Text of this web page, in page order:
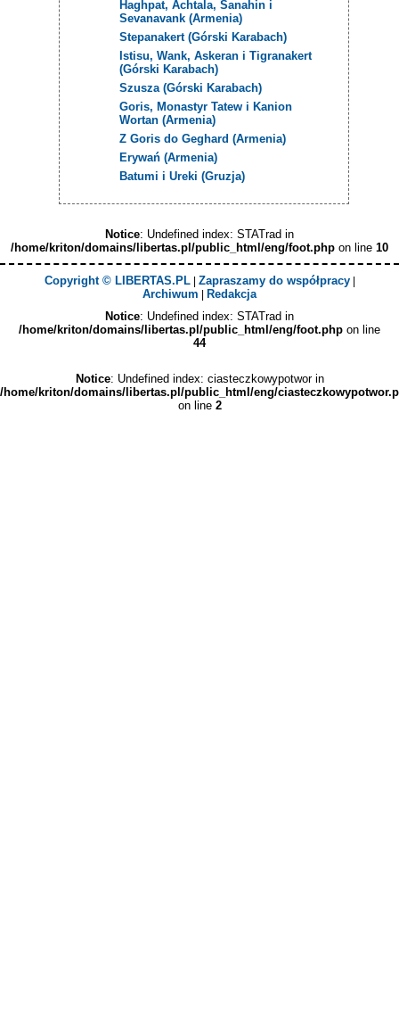
Haghpat, Achtala, Sanahin i
Sevanavank (Armenia)
Stepanakert (Górski Karabach)
Istisu, Wank, Askeran i Tigranakert
(Górski Karabach)
Szusza (Górski Karabach)
Goris, Monastyr Tatew i Kanion
Wortan (Armenia)
Z Goris do Geghard (Armenia)
Erywań (Armenia)
Batumi i Ureki (Gruzja)
Notice: Undefined index: STATrad in
/home/kriton/domains/libertas.pl/public_html/eng/foot.php on line 10
Copyright © LIBERTAS.PL| Zapraszamy do współpracy|
Archiwum
Redakcja
Notice: Undefined index: STATrad in
/home/kriton/domains/libertas.pl/public_html/eng/foot.php on line
44
Notice: Undefined index: ciasteczkowypotwor in
/home/kriton/domains/libertas.pl/public_html/eng/
on line 2